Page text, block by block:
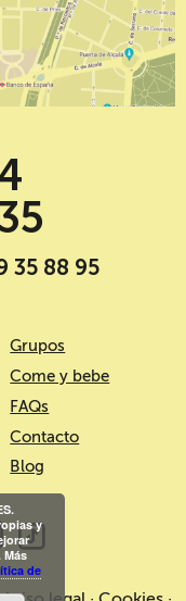
35 88 95
Grupos
Come y bebe
FAQs
Contacto
Blog
y
Más
de